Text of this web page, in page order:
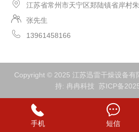
江苏省常州市天宁区郑陆镇省岸村
张先生
13961458166
Copyright © 2025 江苏迅雷干燥设备
持: 冉冉科技 苏ICP备
手机 短信